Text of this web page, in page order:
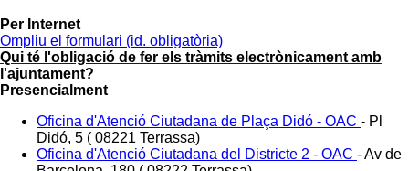
Per Internet
Ompliu el formulari (id. obligatòria)
Qui té l'obligació de fer els tràmits electrònicament amb
l'ajuntament?
Presencialment
Oficina d'Atenció Ciutadana de Plaça Didó - OAC - Pl
Didó, 5 ( 08221 Terrassa)
Oficina d'Atenció Ciutadana del Districte 2 - OAC -Av de